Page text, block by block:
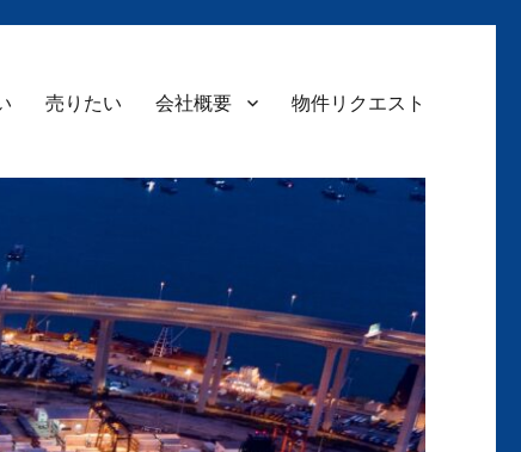
売りたい 会社概要 物件リクエスト